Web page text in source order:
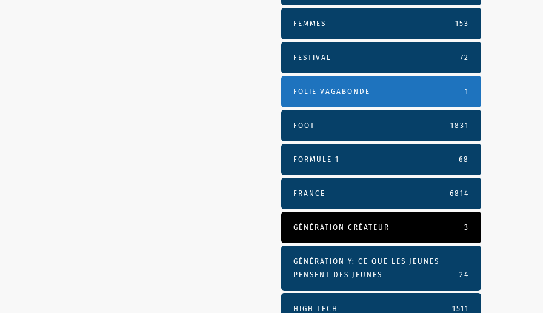
FEMMES 153
FESTIVAL 72
FOLIE VAGABONDE 1
FOOT 1831
FORMULE 1 68
FRANCE 6814
GÉNÉRATION CRÉATEUR 3
GÉNÉRATION Y: CE QUE LES JEUNES
PENSENT DES JEUNES
24
HIGH TECH 1511